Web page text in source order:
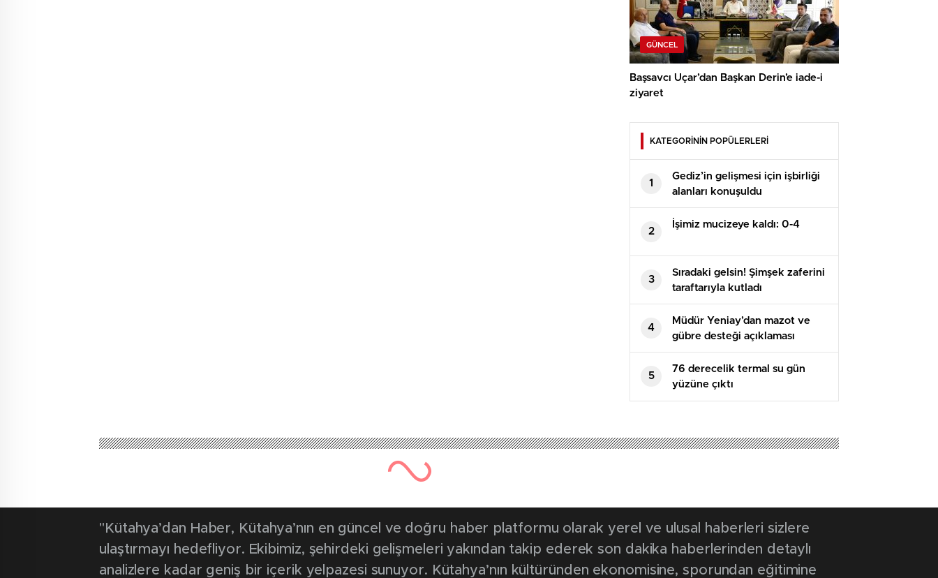
GÜNCEL
Başsavcı Uçar’dan Başkan Derin’e iade-i
ziyaret
KATEGORİNİN POPÜLERLERİ
1
Gediz’in gelişmesi için işbirliği
alanları konuşuldu
2
İşimiz mucizeye kaldı: 0-4
3
Sıradaki gelsin! Şimşek zaferini
taraftarıyla kutladı
4
Müdür Yeniay’dan mazot ve
gübre desteği açıklaması
5
76 derecelik termal su gün
yüzüne çıktı
697 kez okunmuştur
Tavşanlı T Tipi Cezaevi’nin yolunda bakım
çalışması